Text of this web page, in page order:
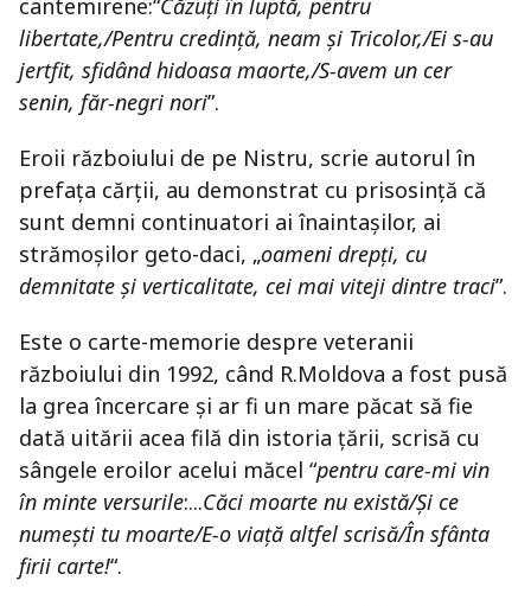
cantemirene:“Căzuți în luptă, pentru
libertate,/Pentru credință, neam și Tricolor,/Ei s-au
jertfit, sfidând hidoasa maorte,/S-avem un cer
senin, făr-negri nori”.
Eroii războiului de pe Nistru, scrie autorul în
prefața cărții, au demonstrat cu prisosință că
sunt demni continuatori ai înaintașilor, ai
strămoșilor geto-daci, „oameni drepți, cu
demnitate și verticalitate, cei mai viteji dintre traci”.
Este o carte-memorie despre veteranii
războiului din 1992, când R.Moldova a fost pusă
la grea încercare și ar fi un mare păcat să fie
dată uitării acea filă din istoria țării, scrisă cu
sângele eroilor acelui măcel “pentru care-mi vin
în minte versurile:...Căci moarte nu există/Și ce
numești tu moarte/E-o viață altfel scrisă/În sfânta
firii carte!“.